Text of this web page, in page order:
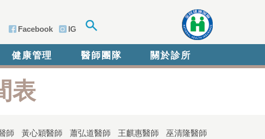
Facebook IG
健康管理 醫師團隊 關於診所
表
師 黃心穎醫師 蕭弘道醫師 王麒惠醫師 巫清隆醫師